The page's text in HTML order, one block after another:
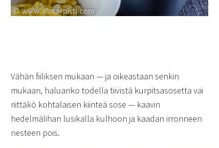
Vähän fiiliksen mukaan — ja oikeastaan senkin
mukaan, haluanko todella tiivistä kurpitsasosetta vai
riittäkö kohtalaisen kiinteä sose — kaavin
hedelmälihan lusikalla kulhoon ja kaadan irronneen
nesteen pois.